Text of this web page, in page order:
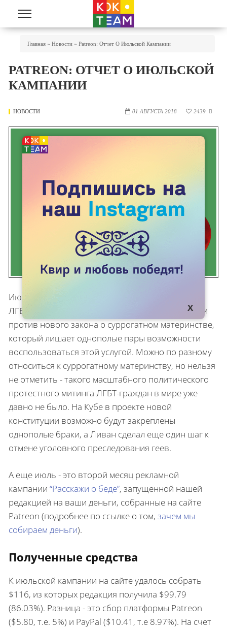
Перейти к основному содержанию
Главная » Новости » Patreon: Отчет О Июльской Кампании
PATREON: ОТЧЕТ О ИЮЛЬСКОЙ
КАМПАНИИ
НОВОСТИ 01 АВГУСТА 2018 2439 
Июль - удивительный месяц. В Израиле прошли
ЛГБТ-забастовки: более 60 тысяч человек вышли
против нового закона о суррогатном материнстве,
который лишает однополые пары возможности
воспользоваться этой услугой. Можно по разному
относиться к суррогатному материнству, но нельзя
не отметить - такого масштабного политического
протестного митинга ЛГБТ-граждан в мире уже
давно не было. На Кубе в проекте новой
конституции возможно будут закреплены
однополые браки, а Ливан сделал еще один шаг к
отмене уголовного преследования геев.
А еще июль - это второй месяц рекламной
кампании “Расскажи о беде”, запущенной нашей
редакцией на ваши деньги, собранные на сайте
Patreon (подробнее по ссылке о том, зачем мы
собираем деньги).
Полученные средства
К июльской кампании на сайте удалось собрать
$116, из которых редакция получила $99.79
(86.03%). Разница - это сбор платформы Patreon
($5.80, т.е. 5%) и PayPal ($10.41, т.е 8.97%). На счет